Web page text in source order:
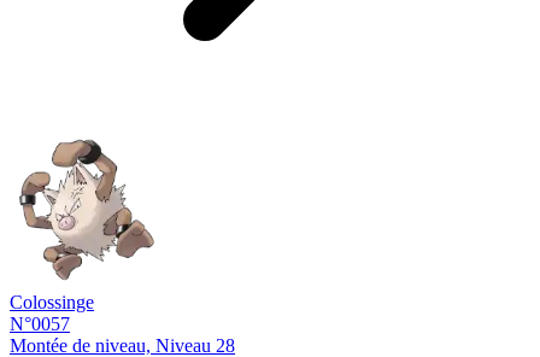
Colossinge
N°0057
Montée de niveau, Niveau 28